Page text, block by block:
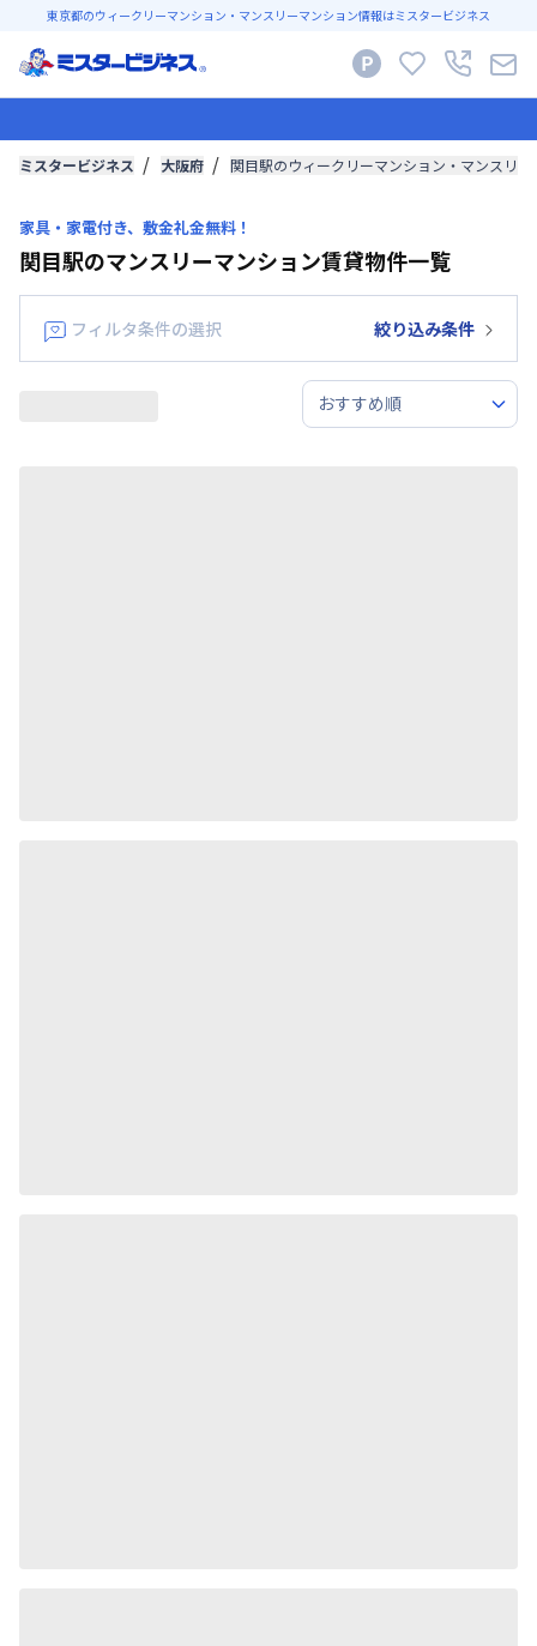
東京都のウィークリーマンション・マンスリーマンション情報はミスタービジネス
ミスタービジネス 大阪府 関目駅のウィークリーマンション・マンスリ
家具・家電付き、敷金礼金無料！
関目駅のマンスリーマンション賃貸物件一覧
フィルタ条件の選択 絞り込み条件